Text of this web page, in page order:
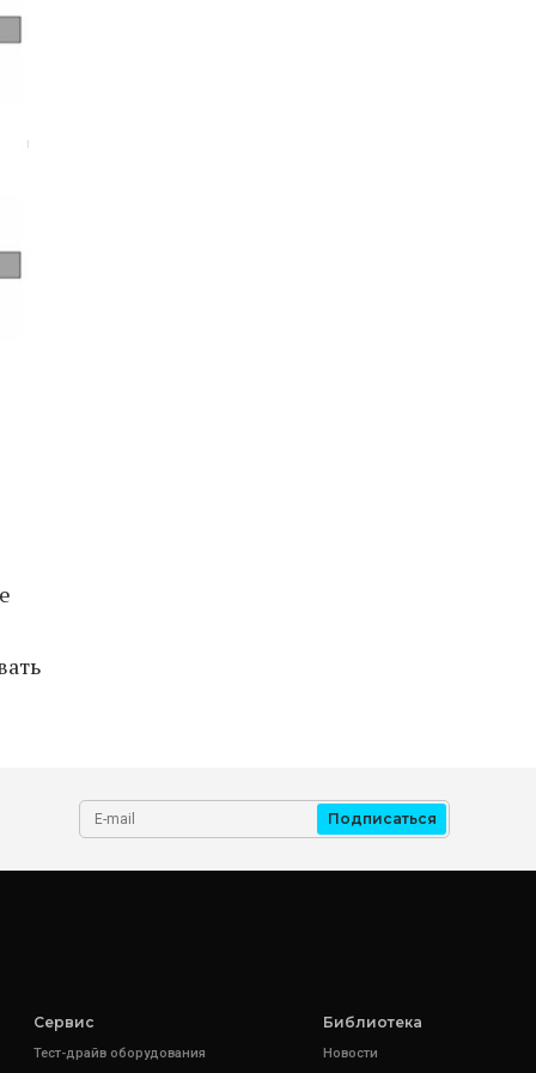
Подписаться
Сервис
Тест-драйв оборудования
Библиотека
Новости